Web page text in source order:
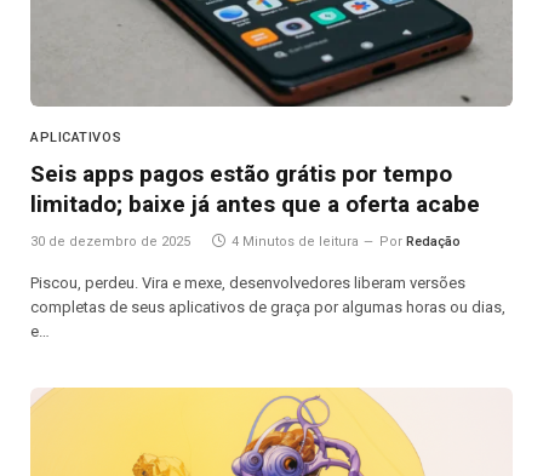
APLICATIVOS
Seis apps pagos estão grátis por tempo
limitado; baixe já antes que a oferta acabe
30 de dezembro de 2025 4 Minutos de leitura Por Redação
Piscou, perdeu. Vira e mexe, desenvolvedores liberam versões
completas de seus aplicativos de graça por algumas horas ou dias,
e…